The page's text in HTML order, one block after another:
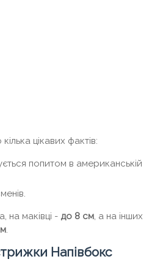
цікавих фактів:
попитом в американській
на маківці - до 8 см, а на інших
.
Напівбокс